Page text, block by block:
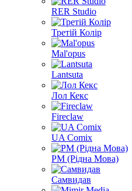
RER Studio
Третій Колір
Mal'opus
Lantsuta
Лол Кекс
Fireclaw
UA Comix
РМ (Рідна Мова)
Самвидав